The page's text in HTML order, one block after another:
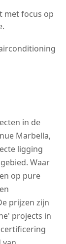
met focus op
in de
Marbella,
ligging
Waar
op pure
prijzen zijn
projects in
certificering